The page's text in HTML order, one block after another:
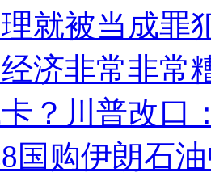
就被当成罪
济非常非常
？川普改口
国购伊朗石